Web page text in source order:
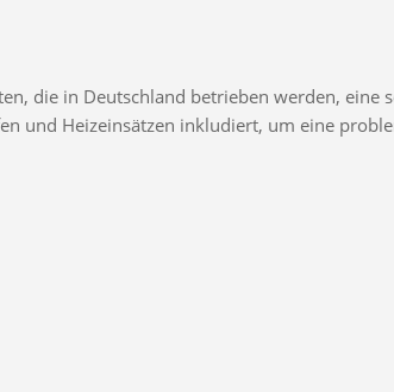
die in Deutschland betrieben werden, eine
und Heizeinsätzen inkludiert, um eine